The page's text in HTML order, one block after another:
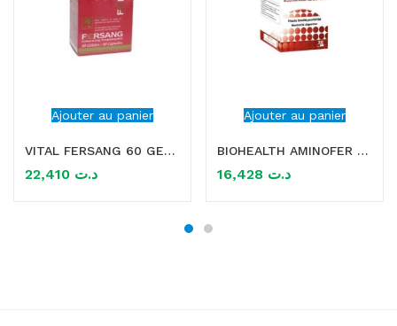
Ajouter au panier
VITAL FERSANG 60 GELULES
د.ت
Ajouter au panier
BIOHEALTH AMINOFER 30 GELLULES
د.ت